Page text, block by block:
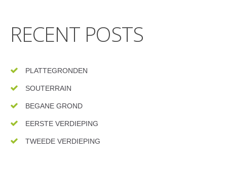
RECENT POSTS
PLATTEGRONDEN
SOUTERRAIN
BEGANE GROND
EERSTE VERDIEPING
TWEEDE VERDIEPING